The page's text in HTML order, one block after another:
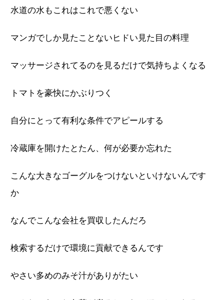
水道の水もこれはこれで悪くない
マンガでしか見たことないヒドい見た目の料理
マッサージされてるのを見るだけで気持ちよくなる
トマトを豪快にかぶりつく
自分にとって有利な条件でアピールする
冷蔵庫を開けたとたん、何が必要か忘れた
こんな大きなゴーグルをつけないといけないんです
か
なんでこんな会社を買収したんだろ
検索するだけで環境に貢献できるんです
やさい多めのみそ汁がありがたい